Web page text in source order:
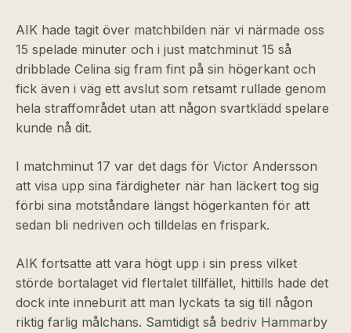
AIK hade tagit över matchbilden när vi närmade oss
15 spelade minuter och i just matchminut 15 så
dribblade Celina sig fram fint på sin högerkant och
fick även i väg ett avslut som retsamt rullade genom
hela straffområdet utan att någon svartklädd spelare
kunde nå dit.
I matchminut 17 var det dags för Victor Andersson
att visa upp sina färdigheter när han läckert tog sig
förbi sina motståndare längst högerkanten för att
sedan bli nedriven och tilldelas en frispark.
AIK fortsatte att vara högt upp i sin press vilket
störde bortalaget vid flertalet tillfället, hittills hade det
dock inte inneburit att man lyckats ta sig till någon
riktig farlig målchans. Samtidigt så bedriv Hammarby